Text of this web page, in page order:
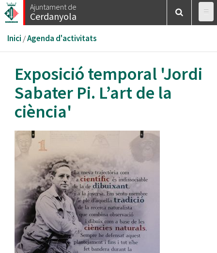
Vés
al
Ajuntament de
Cerdanyola
Esteu
aquí
Inici /Agenda d'activitats
Exposició temporal 'Jordi
Sabater Pi. L’art de la
ciència'